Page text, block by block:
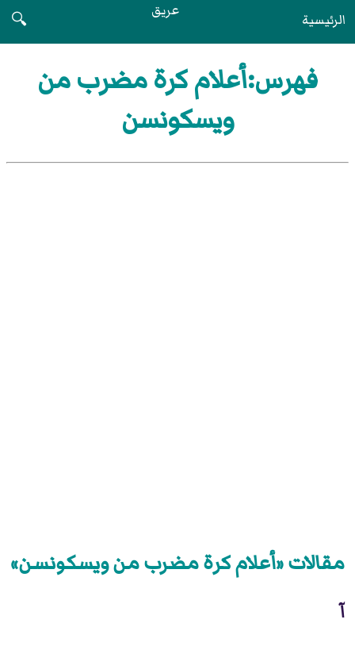
الرئيسية عريق
🔍
فهرس:أعلام كرة مضرب من
ويسكونسن
مقالات «أعلام كرة مضرب من ويسكونسن»
آ